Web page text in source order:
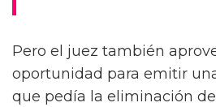
Pero el juez también
oportunidad para emitir
que pedía la eliminación